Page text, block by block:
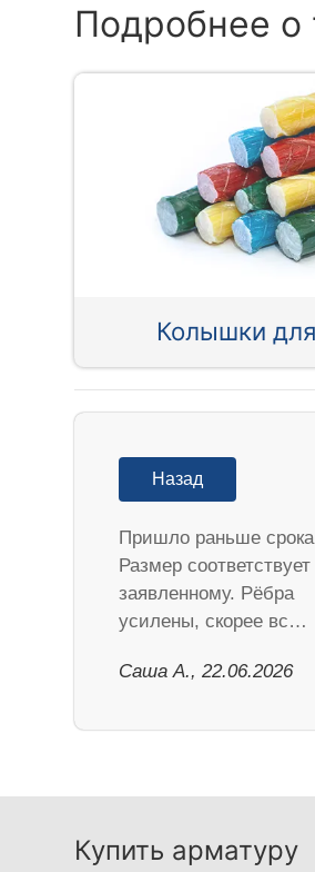
Подробнее о
Колышки
Назад
Пришло раньше
Размер соответствует
заявленному. Рёбра
усилены, скорее вс…
Саша А., 22.06.2026
Купить арматуру